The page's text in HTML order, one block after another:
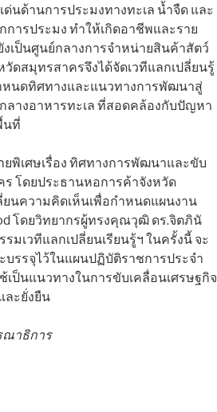
ด้านการประมงทางทะเล น้ำจืด และ
ารประมง ทำให้เกิดอาชีพและราย
เป็นศูนย์กลางการจำหน่ายสินค้าสัตว์
ดสมุทรสาครจึงได้จัดเวทีแลกเปลี่ยนรู้
หนดทิศทางและแนวทางการพัฒนาสู่
ลางอาหารทะเล ที่สอดคล้องกับปัญหา
นที่
พิเศษเรื่อง ทิศทางการพัฒนาและขับ
โดยประธานหอการค้าจังหวัด
นความคิดเห็นเพื่อกำหนดแผนงาน
โดยวิทยากรผู้ทรงคุณวุฒิ ดร.จิตภินั
เวทีแลกเปลี่ยนเรียนรู้ฯ ในครั้งนี้ จะ
รรจุไว้ในแผนปฏิบัติราชการประจำ
เป็นแนวทางในการขับเคลื่อนเศรษฐกิจ
ละยั่งยืน
ณาธิการ